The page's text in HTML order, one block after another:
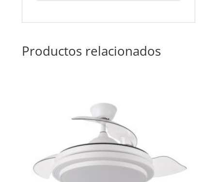
Productos relacionados